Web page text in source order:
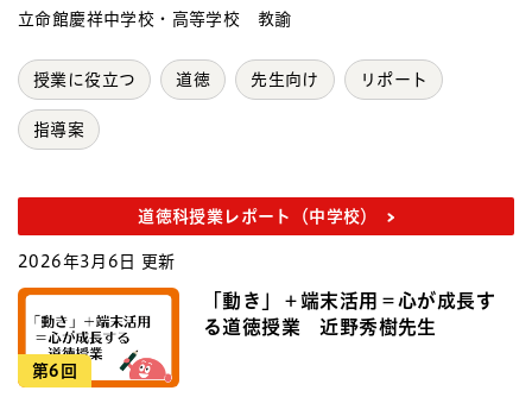
立命館慶祥中学校・高等学校 教諭
授業に役立つ 道徳 先生向け リポート
指導案
道徳科授業レポート（中学校）
2026年3月6日 更新
第6回
「動き」＋端末活用＝心が成長す
る道徳授業 近野秀樹先生